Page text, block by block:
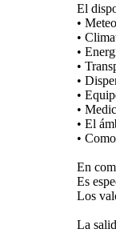
El
•
•
•
•
•
•
•
• El
•
En
Es
Los
La